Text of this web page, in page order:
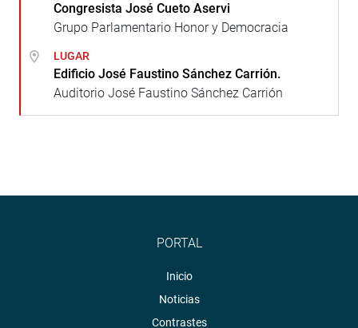
Congresista José Cueto Aservi
Grupo Parlamentario Honor y Democracia
LUGAR
Edificio José Faustino Sánchez Carrión.
Auditorio José Faustino Sánchez Carrión
PORTAL
Inicio
Noticias
Contrastes